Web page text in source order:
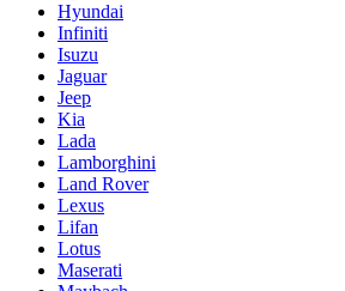
Hyundai
Infiniti
Isuzu
Jaguar
Jeep
Kia
Lada
Lamborghini
Land Rover
Lexus
Lifan
Lotus
Maserati